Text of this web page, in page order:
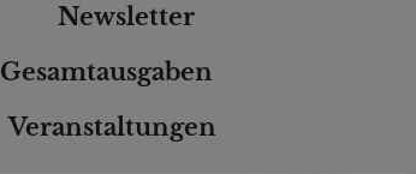
Newsletter
Gesamtausgaben
Veranstaltungen